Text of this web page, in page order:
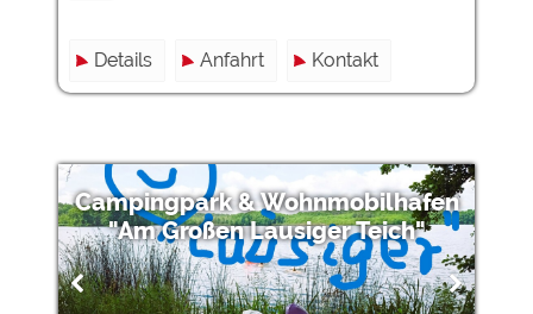
Details Anfahrt Kontakt
Campingpark & Wohnmobilhafen
"Am Großen Lausiger Teich"